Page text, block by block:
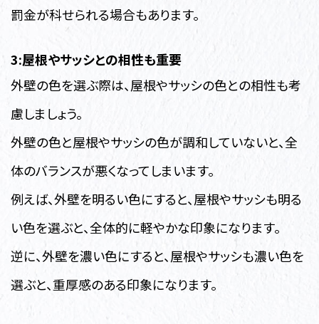
罰金が科せられる場合もあります。
3:屋根やサッシとの相性も重要
外壁の色を選ぶ際は、屋根やサッシの色との相性も考
慮しましょう。
外壁の色と屋根やサッシの色が調和していないと、全
体のバランスが悪くなってしまいます。
例えば、外壁を明るい色にすると、屋根やサッシも明る
い色を選ぶと、全体的に軽やかな印象になります。
逆に、外壁を濃い色にすると、屋根やサッシも濃い色を
選ぶと、重厚感のある印象になります。